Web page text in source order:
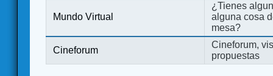
Mundo Virtual
¿Tienes
alguna cosa
mesa?
Cineforum
Cineforum,
propuestas